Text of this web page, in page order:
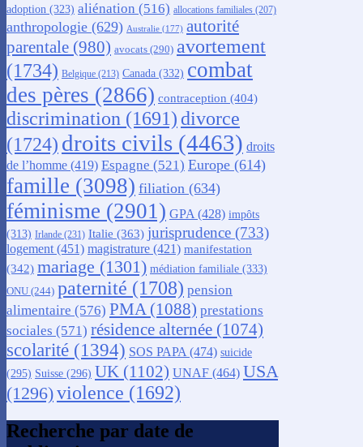
adoption (323) aliénation (516) allocations familiales (207)
anthropologie (629) Australie (177) autorité
parentale (980) avocats (290) avortement
(1734) Belgique (213) Canada (332) combat
des pères (2866) contraception (404)
discrimination (1691) divorce
(1724) droits civils (4463) droits
de l’homme (419) Espagne (521) Europe (614)
famille (3098) filiation (634)
féminisme (2901) GPA (428) impôts
(313) Irlande (231) Italie (363) jurisprudence (733)
logement (451) magistrature (421) manifestation
(342) mariage (1301) médiation familiale (333)
ONU (244) paternité (1708) pension
alimentaire (576) PMA(1088) prestations
sociales (571) résidence alternée (1074)
scolarité (1394) SOS PAPA(474) suicide
(295) Suisse (296) UK (1102) UNAF (464) USA
(1296)violence (1692)
Recherche par date de